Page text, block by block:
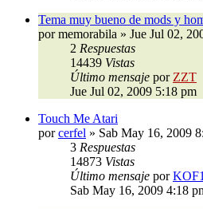
Tema muy bueno de mods y
pormemorabila » Jue Jul 02,
2 Respuestas
14439 Vistas
Último mensaje por ZZT
Jue Jul 02, 2009 5:18 pm
Touch Me Atari
porcerfel » Sab May 16, 2009
3 Respuestas
14873 Vistas
Último mensaje por
Sab May 16, 2009 4:18